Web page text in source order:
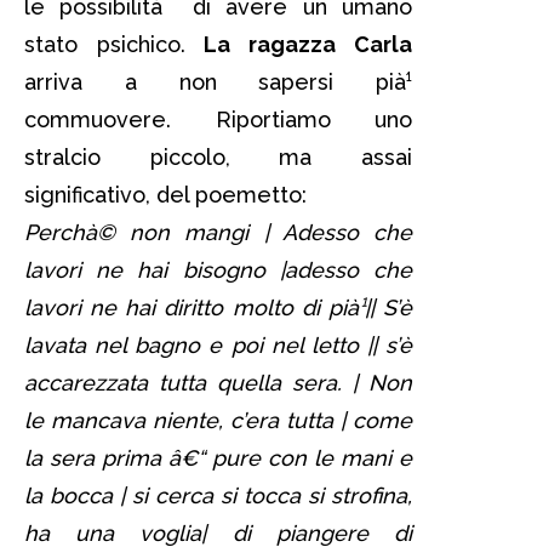
le possibilità di avere un umano
stato psichico. La ragazza Carla
arriva a non sapersi pià¹
commuovere. Riportiamo uno
stralcio piccolo, ma assai
significativo, del poemetto:
Perchà© non mangi | Adesso che
lavori ne hai bisogno |adesso che
lavori ne hai diritto molto di pià¹|| S’è
lavata nel bagno e poi nel letto || s’è
accarezzata tutta quella sera. | Non
le mancava niente, c’era tutta | come
la sera prima â€“ pure con le mani e
la bocca | si cerca si tocca si strofina,
ha una voglia| di piangere di